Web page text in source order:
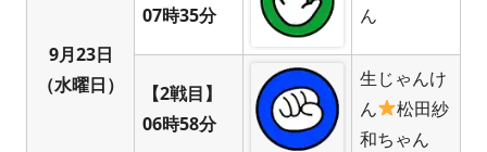
9月23日
（水曜日）
07時35分
ん
【2戦目】
06時58分
生じゃんけ
ん
松田紗
和ちゃん